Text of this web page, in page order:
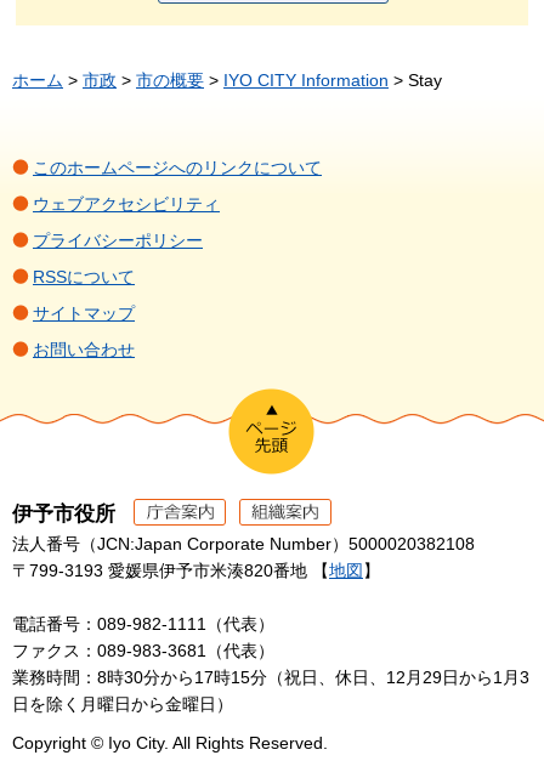
ホーム > 市政 > 市の概要 > IYO CITY Information > Stay
このホームページへのリンクについて
ウェブアクセシビリティ
プライバシーポリシー
RSSについて
サイトマップ
お問い合わせ
伊予市役所
法人番号（JCN:Japan Corporate Number）5000020382108
〒799-3193 愛媛県伊予市米湊820番地 【地図 】
電話番号：089-982-1111（代表）
ファクス：089-983-3681（代表）
業務時間：8時30分から17時15分（祝日、休日、12月29日から1月3
日を除く月曜日から金曜日）
Copyright © Iyo City. All Rights Reserved.